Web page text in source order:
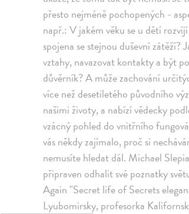
přesto nejméně pochopených -
např.: V jakém věku se u dětí
spojena se stejnou duševní
vztahy, navazovat kontakty a být
důvěrník? A může zachování
více než desetiletého původního
našimi životy, a nabízí vědecky
vzácný pohled do vnitřního
vás někdy zajímalo, proč si
nemusíte hledat dál. Michael
připraven odhalit své poznatky
Again "Secret life of Secrets
Lyubomirsky, profesorka